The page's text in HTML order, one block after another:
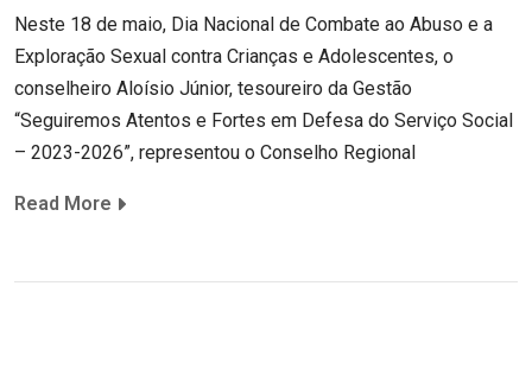
Neste 18 de maio, Dia Nacional de Combate ao Abuso e a
Exploração Sexual contra Crianças e Adolescentes, o
conselheiro Aloísio Júnior, tesoureiro da Gestão
“Seguiremos Atentos e Fortes em Defesa do Serviço Social
– 2023-2026”, representou o Conselho Regional
Read More